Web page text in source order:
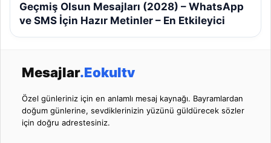
Geçmiş Olsun Mesajları (2028) – WhatsApp
ve SMS İçin Hazır Metinler – En Etkileyici
Mesajlar.Eokultv
Özel günleriniz için en anlamlı mesaj kaynağı. Bayramlardan
doğum günlerine, sevdiklerinizin yüzünü güldürecek sözler
için doğru adrestesiniz.